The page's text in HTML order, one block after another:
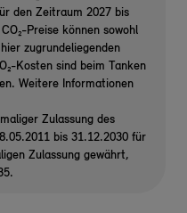
den Zeitraum 2027 bis
Preise können sowohl
zugrundeliegenden
Kosten sind beim Tanken
Weitere Informationen
Zulassung des
bis 31.12.2030 für
Zulassung gewährt,